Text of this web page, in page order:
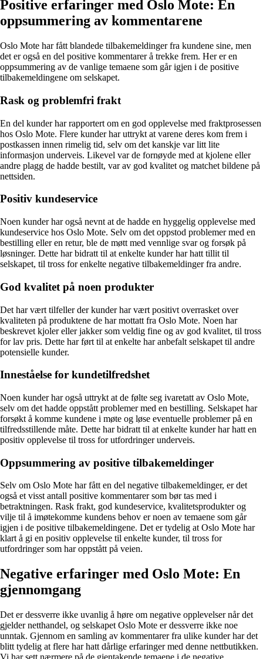
Positive erfaringer med Oslo Mote: En
oppsummering av kommentarene
Oslo Mote har fått blandede tilbakemeldinger fra kundene sine, men
det er også en del positive kommentarer å trekke frem. Her er en
oppsummering av de vanlige temaene som går igjen i de positive
tilbakemeldingene om selskapet.
Rask og problemfri frakt
En del kunder har rapportert om en god opplevelse med fraktprosessen
hos Oslo Mote. Flere kunder har uttrykt at varene deres kom frem i
postkassen innen rimelig tid, selv om det kanskje var litt lite
informasjon underveis. Likevel var de fornøyde med at kjolene eller
andre plagg de hadde bestilt, var av god kvalitet og matchet bildene på
nettsiden.
Positiv kundeservice
Noen kunder har også nevnt at de hadde en hyggelig opplevelse med
kundeservice hos Oslo Mote. Selv om det oppstod problemer med en
bestilling eller en retur, ble de møtt med vennlige svar og forsøk på
løsninger. Dette har bidratt til at enkelte kunder har hatt tillit til
selskapet, til tross for enkelte negative tilbakemeldinger fra andre.
God kvalitet på noen produkter
Det har vært tilfeller der kunder har vært positivt overrasket over
kvaliteten på produktene de har mottatt fra Oslo Mote. Noen har
beskrevet kjoler eller jakker som veldig fine og av god kvalitet, til tross
for lav pris. Dette har ført til at enkelte har anbefalt selskapet til andre
potensielle kunder.
Inneståelse for kundetilfredshet
Noen kunder har også uttrykt at de følte seg ivaretatt av Oslo Mote,
selv om det hadde oppstått problemer med en bestilling. Selskapet har
forsøkt å komme kundene i møte og løse eventuelle problemer på en
tilfredsstillende måte. Dette har bidratt til at enkelte kunder har hatt en
positiv opplevelse til tross for utfordringer underveis.
Oppsummering av positive tilbakemeldinger
Selv om Oslo Mote har fått en del negative tilbakemeldinger, er det
også et visst antall positive kommentarer som bør tas med i
betraktningen. Rask frakt, god kundeservice, kvalitetsprodukter og
vilje til å imøtekomme kundens behov er noen av temaene som går
igjen i de positive tilbakemeldingene. Det er tydelig at Oslo Mote har
klart å gi en positiv opplevelse til enkelte kunder, til tross for
utfordringer som har oppstått på veien.
Negative erfaringer med Oslo Mote: En
gjennomgang
Det er dessverre ikke uvanlig å høre om negative opplevelser når det
gjelder netthandel, og selskapet Oslo Mote er dessverre ikke noe
unntak. Gjennom en samling av kommentarer fra ulike kunder har det
blitt tydelig at flere har hatt dårlige erfaringer med denne nettbutikken.